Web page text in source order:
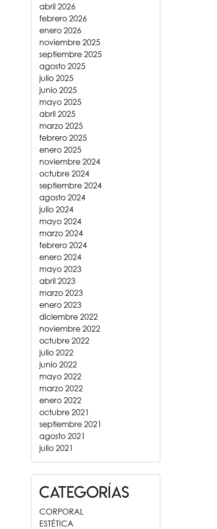
abril 2026
febrero 2026
enero 2026
noviembre 2025
septiembre 2025
agosto 2025
julio 2025
junio 2025
mayo 2025
abril 2025
marzo 2025
febrero 2025
enero 2025
noviembre 2024
octubre 2024
septiembre 2024
agosto 2024
julio 2024
mayo 2024
marzo 2024
febrero 2024
enero 2024
mayo 2023
abril 2023
marzo 2023
enero 2023
diciembre 2022
noviembre 2022
octubre 2022
julio 2022
junio 2022
mayo 2022
marzo 2022
enero 2022
octubre 2021
septiembre 2021
agosto 2021
julio 2021
Categorías
CORPORAL
ESTÉTICA